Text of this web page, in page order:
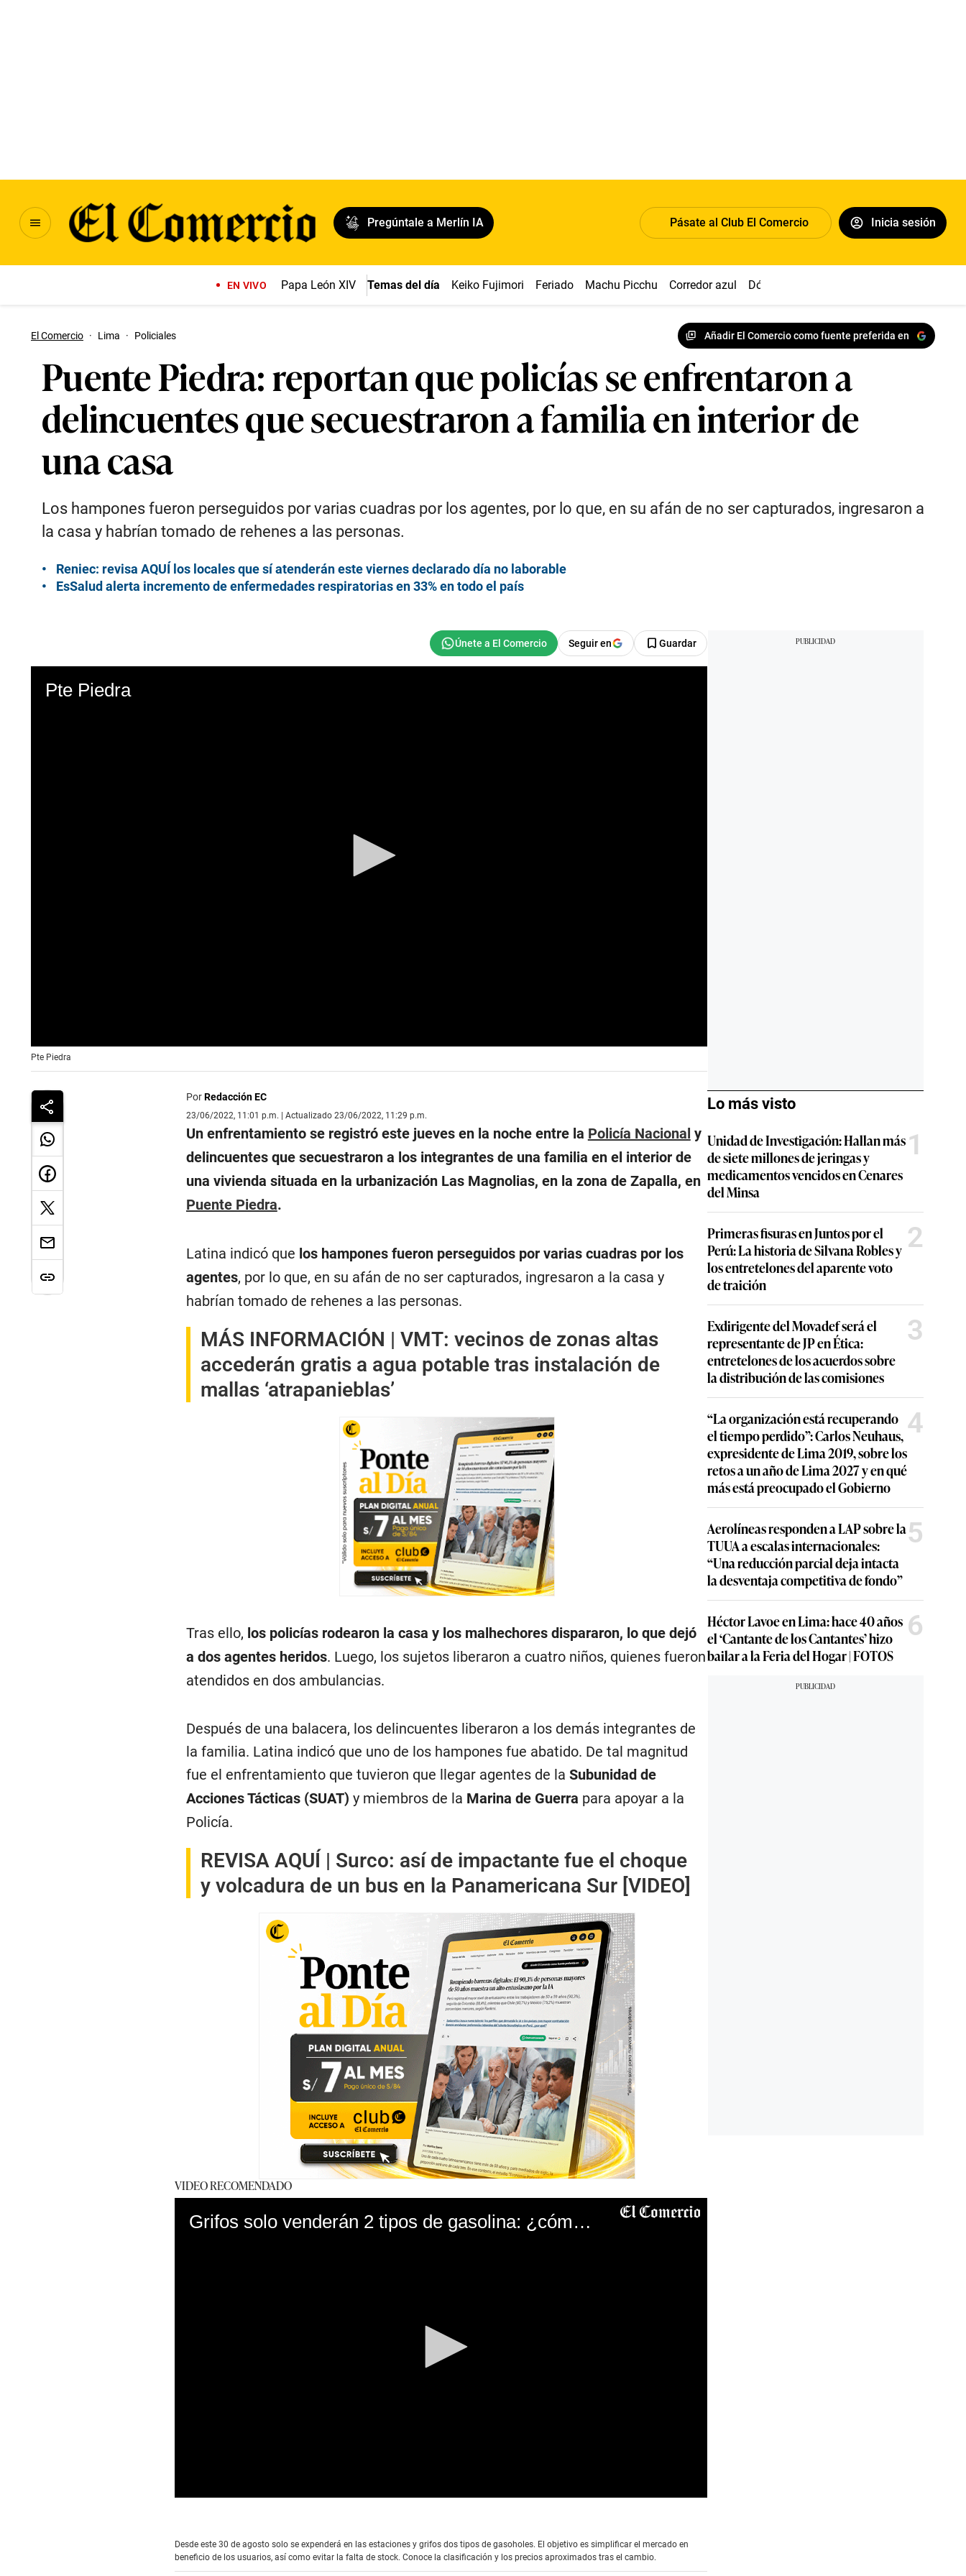
Pregúntale a Merlín IA Pásate al Club El Comercio Inicia sesión
EN VIVO Papa León XIV Temas del día Keiko Fujimori Feriado Machu Picchu Corredor azul Dólar
El Comercio · Lima · Policiales Añadir El Comercio como fuente preferida en
Puente Piedra: reportan que policías se enfrentaron a
delincuentes que secuestraron a familia en interior de
una casa
Los hampones fueron perseguidos por varias cuadras por los agentes, por lo que, en su afán de no ser capturados, ingresaron a
la casa y habrían tomado de rehenes a las personas.
Reniec: revisa AQUÍ los locales que sí atenderán este viernes declarado día no laborable
EsSalud alerta incremento de enfermedades respiratorias en 33% en todo el país
Seguir en Guardar
Pte Piedra
0
seconds
of
seconds
90%
Pte Piedra
PorRedacción EC
23/06/2022, 11:01 p.m. | Actualizado 23/06/2022, 11:29 p.m.
Un enfrentamiento se registró este jueves en la noche entre la Policía Nacional y
delincuentes que secuestraron a los integrantes de una familia en el interior de
una vivienda situada en la urbanización Las Magnolias, en la zona de Zapalla, en
Puente Piedra.
Latina indicó que los hampones fueron perseguidos por varias cuadras por los
agentes, por lo que, en su afán de no ser capturados, ingresaron a la casa y
habrían tomado de rehenes a las personas.
MÁS INFORMACIÓN | VMT: vecinos de zonas altas
accederán gratis a agua potable tras instalación de
mallas ‘atrapanieblas’
Tras ello, los policías rodearon la casa y los malhechores dispararon, lo que dejó
a dos agentes heridos. Luego, los sujetos liberaron a cuatro niños, quienes fueron
atendidos en dos ambulancias.
Después de una balacera, los delincuentes liberaron a los demás integrantes de
la familia. Latina indicó que uno de los hampones fue abatido. De tal magnitud
fue el enfrentamiento que tuvieron que llegar agentes de la Subunidad de
Acciones Tácticas (SUAT) y miembros de la Marina de Guerra para apoyar a la
Policía.
REVISA AQUÍ | Surco: así de impactante fue el choque
y volcadura de un bus en la Panamericana Sur [VIDEO]
VIDEO RECOMENDADO
Grifos solo venderán 2 tipos de gasolina: ¿cómo se clasificará el combustible?
secondsVolume
90%
Desde este 30 de agosto solo se expenderá en las estaciones y grifos dos tipos de gasoholes. El objetivo es simplificar el mercado en
beneficio de los usuarios, así como evitar la falta de stock. Conoce la clasificación y los precios aproximados tras el cambio.
Lo más visto
Unidad de Investigación: Hallan más
de siete millones de jeringas y
medicamentos vencidos en Cenares
del Minsa
1
Primeras fisuras en Juntos por el
Perú: La historia de Silvana Robles y
los entretelones del aparente voto
de traición
2
Exdirigente del Movadef será el
representante de JP en Ética:
entretelones de los acuerdos sobre
la distribución de las comisiones
3
“La organización está recuperando
el tiempo perdido”: Carlos Neuhaus,
expresidente de Lima 2019, sobre los
retos a un año de Lima 2027 y en qué
más está preocupado el Gobierno
4
Aerolíneas responden a LAP sobre la
TUUA a escalas internacionales:
“Una reducción parcial deja intacta
la desventaja competitiva de fondo”
5
Héctor Lavoe en Lima: hace 40 años
el ‘Cantante de los Cantantes’ hizo
bailar a la Feria del Hogar | FOTOS
6